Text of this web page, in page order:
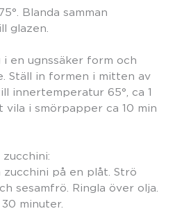
Blanda samman
glazen.
en ugnssäker form och
Ställ in formen i mitten av
innertemperatur 65°, ca 1
i smörpapper ca 10 min
på en plåt. Strö
sesamfrö. Ringla över olja.
minuter.